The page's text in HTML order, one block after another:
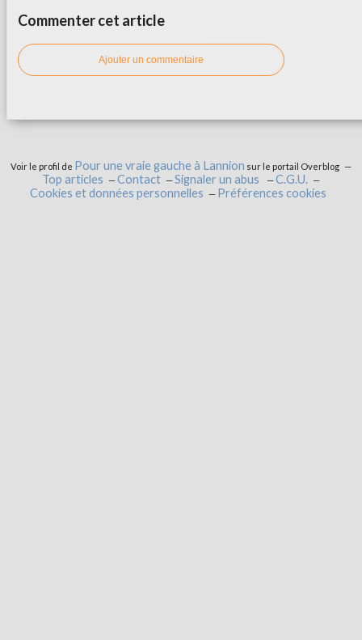
Commenter cet article
Ajouter un commentaire
Voir le profil de Pour une vraie gauche à Lannion sur le portail Overblog
Top articles Contact Signaler un abus
C.G.U.
Cookies et données personnelles
Préférences cookies